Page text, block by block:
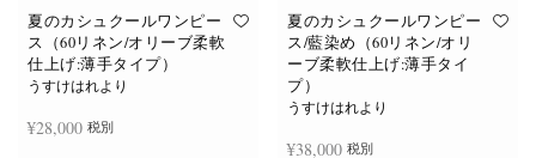
オ
プ
シ
ョ
オ
プ
シ
ョ
夏のカシュクールワンピー
ス（60リネン/オリーブ柔軟
仕上げ:薄手タイプ）
うすけはれより
¥28,000 税別
夏のカシュクールワンピー
ス/藍染め（60リネン/オリ
ーブ柔軟仕上げ:薄手タイ
プ）
うすけはれより
¥38,000 税別